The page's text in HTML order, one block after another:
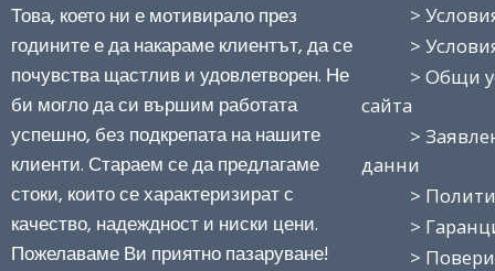
Това, което ни е мотивирало през
годините е да накараме клиентът, да се
почувства щастлив и удовлетворен. Не
би могло да си вършим работата
успешно, без подкрепата на нашите
клиенти. Стараем се да предлагаме
стоки, които се характеризират с
качество, надеждност и ниски цени.
Пожелаваме Ви приятно пазаруване!
> Условия
> Условия
> Общи
сайта
>
данни
>
>
>